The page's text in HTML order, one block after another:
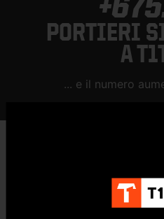
PORTIERI
A
... e il numero